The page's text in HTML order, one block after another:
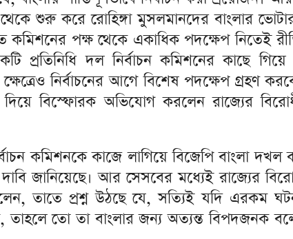
শুরু করে রোহিঙ্গা মুসলমানদের বাংলার
কমিশনের পক্ষ থেকে একাধিক পদক্ষেপ নিতেই
দল নির্বাচন কমিশনের কাছে গিয়ে
নির্বাচনের আগে বিশেষ পদক্ষেপ গ্রহণ
বিস্ফোরক অভিযোগ করলেন রাজ্যের
কমিশনকে কাজে লাগিয়ে বিজেপি বাংলা দখল
জানিয়েছে। আর সেসবের মধ্যেই রাজ্যের
তাতে প্রশ্ন উঠছে যে, সত্যিই যদি এরকম
তো তা বাংলার জন্য অত্যন্ত বিপদজনক